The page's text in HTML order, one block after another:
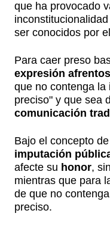
que ha provocado
ser conocidos por el
Para caer preso
expresión
que no contenga la
preciso" y que sea
comunicación
Bajo el concepto de
imputación
afecte su honor,
mientras que para
de que no
preciso.